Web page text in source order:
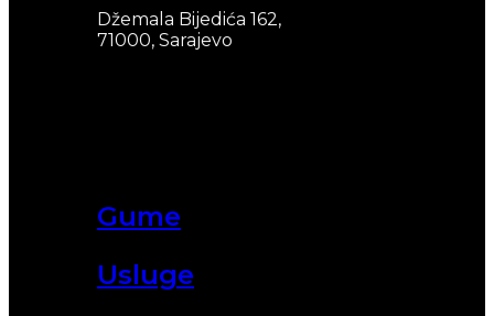
Gume
Usluge
Džemala Bijedića 162,
71000, Sarajevo